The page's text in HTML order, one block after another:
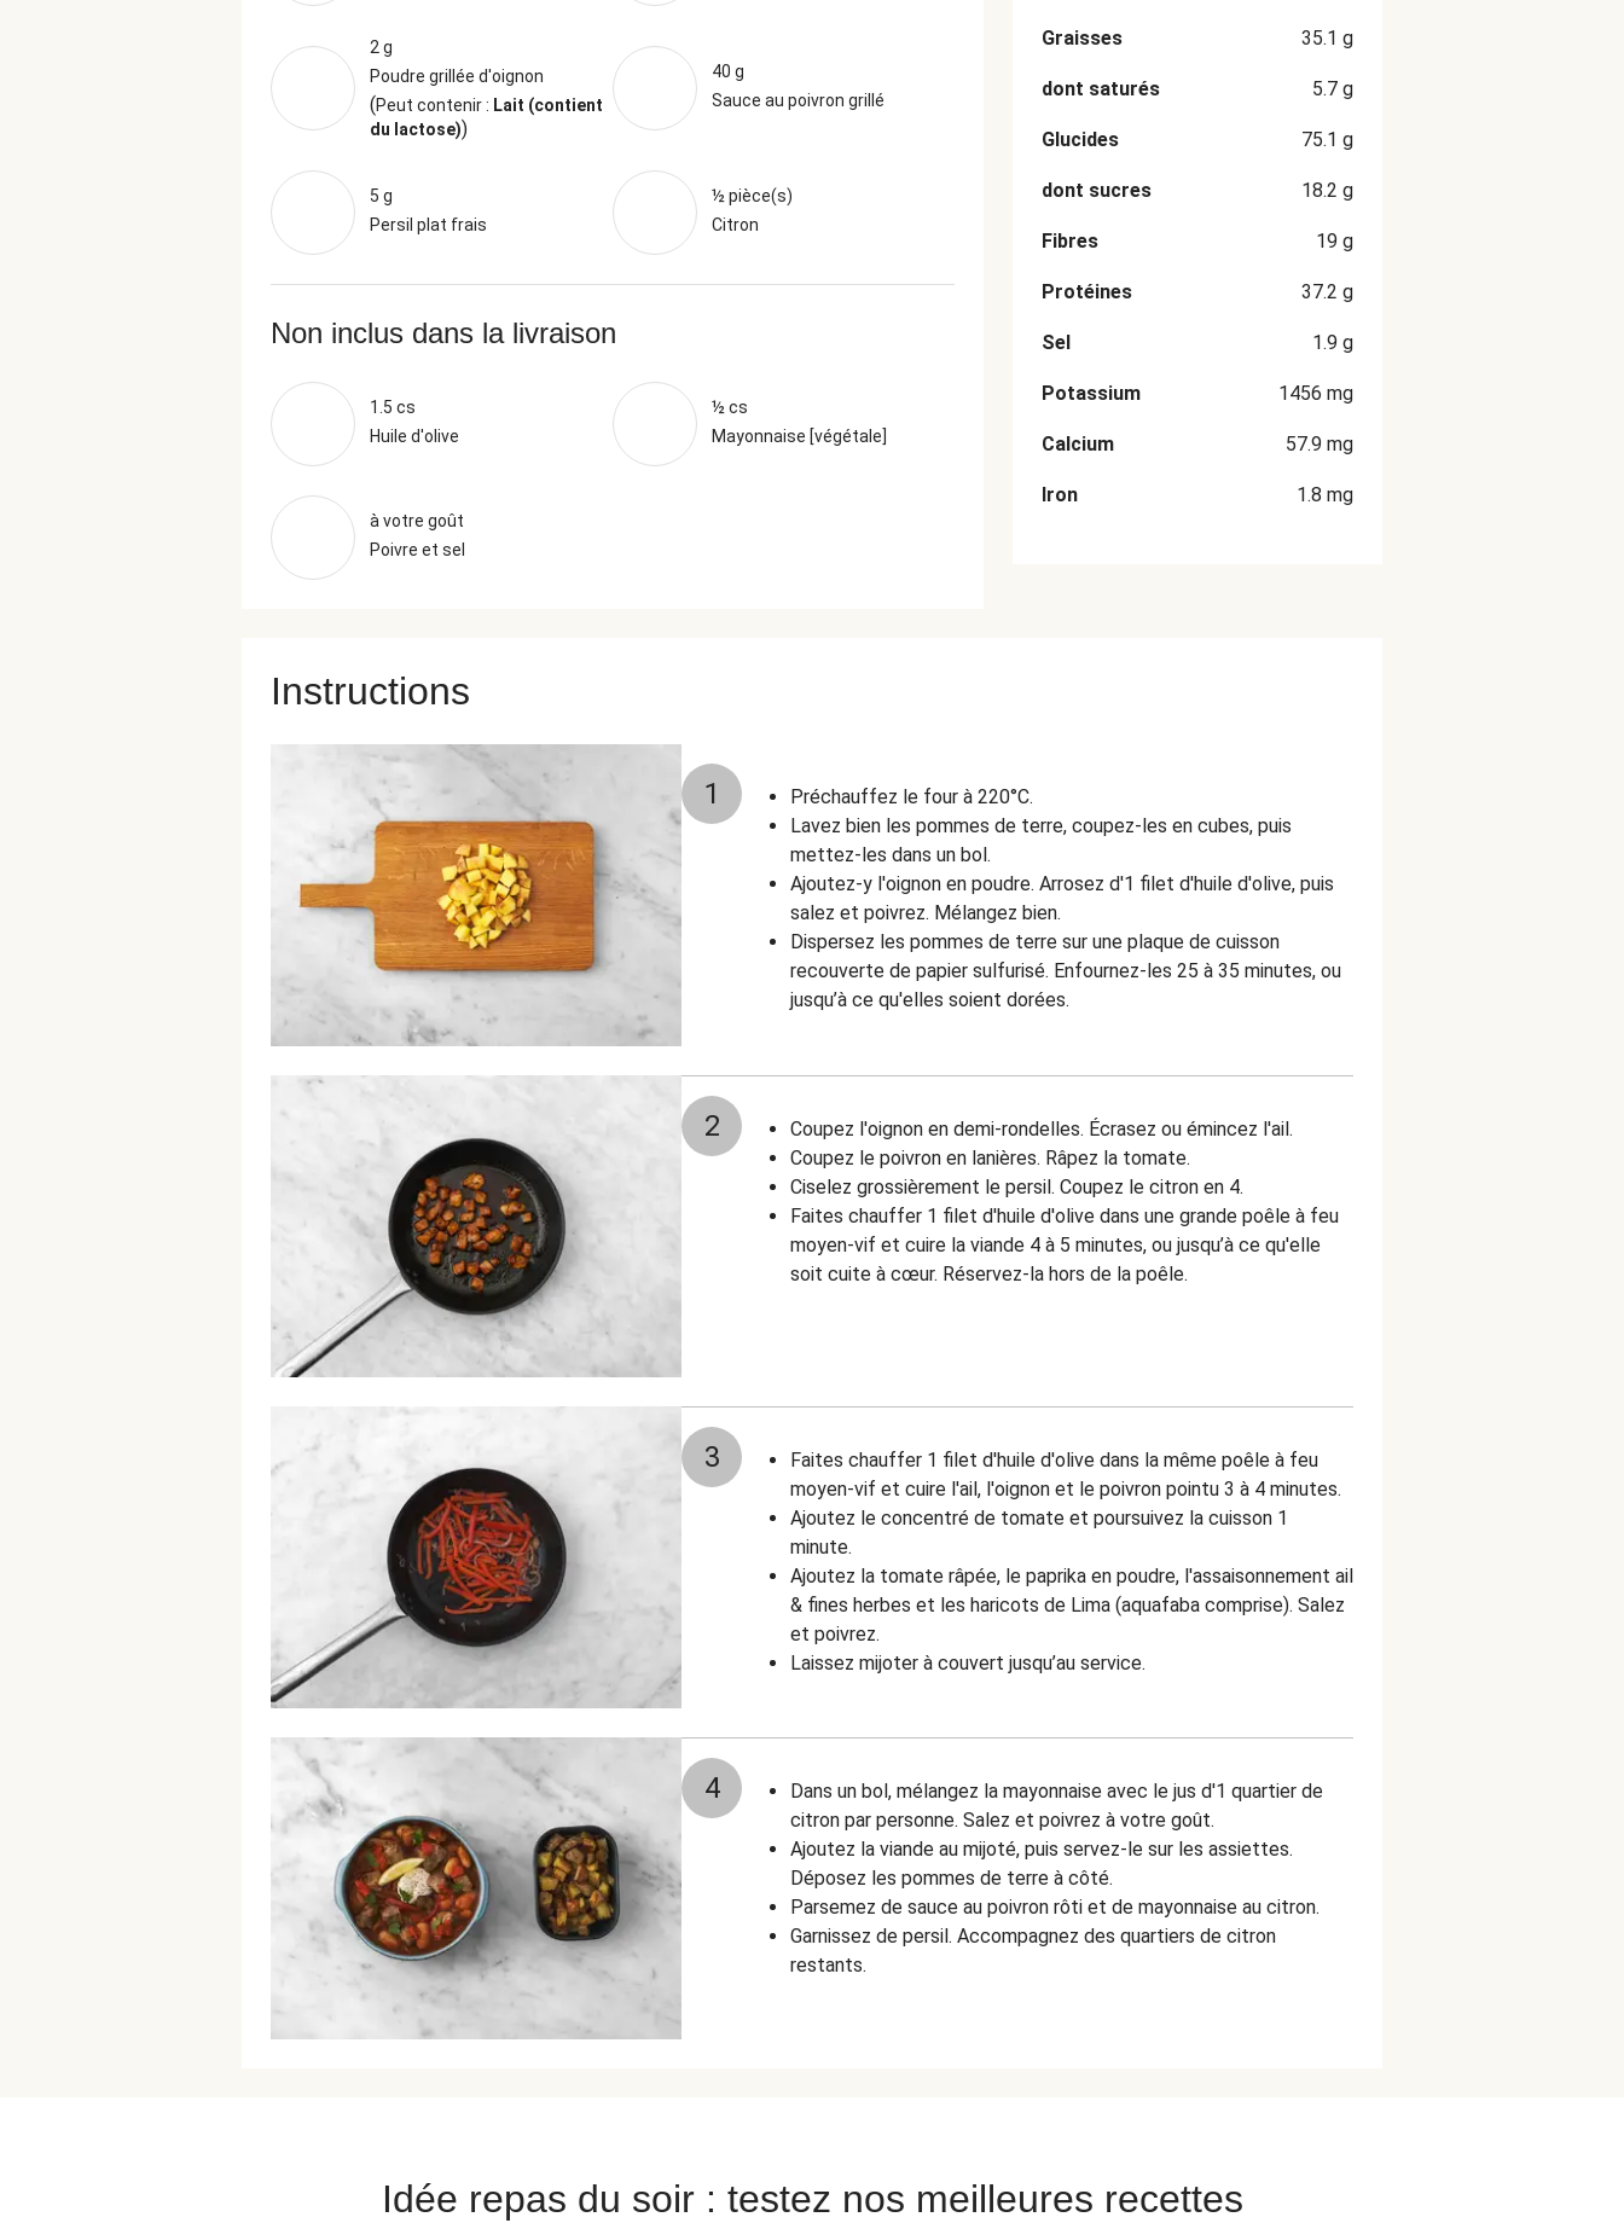
2 g
Poudre grillée d'oignon
(Peut contenir : Lait (contient
du lactose))
40 g
Sauce au poivron grillé
5 g
Persil plat frais
½ pièce(s)
Citron
Non inclus dans la livraison
1.5 cs
Huile d'olive
½ cs
Mayonnaise [végétale]
à votre goût
Poivre et sel
Graisses 35.1 g
dont saturés 5.7 g
Glucides 75.1 g
dont sucres 18.2 g
Fibres 19 g
Protéines 37.2 g
Sel 1.9 g
Potassium 1456 mg
Calcium 57.9 mg
Iron 1.8 mg
Instructions
1
Préchauffez le four à 220°C.
Lavez bien les pommes de terre, coupez-les en cubes, puis
mettez-les dans un bol.
Ajoutez-y l'oignon en poudre. Arrosez d'1 filet d'huile d'olive, puis
salez et poivrez. Mélangez bien.
Dispersez les pommes de terre sur une plaque de cuisson
recouverte de papier sulfurisé. Enfournez-les 25 à 35 minutes, ou
jusqu’à ce qu'elles soient dorées.
2
Coupez l'oignon en demi-rondelles. Écrasez ou émincez l'ail.
Coupez le poivron en lanières. Râpez la tomate.
Ciselez grossièrement le persil. Coupez le citron en 4.
Faites chauffer 1 filet d'huile d'olive dans une grande poêle à feu
moyen-vif et cuire la viande 4 à 5 minutes, ou jusqu’à ce qu'elle
soit cuite à cœur. Réservez-la hors de la poêle.
3
Faites chauffer 1 filet d'huile d'olive dans la même poêle à feu
moyen-vif et cuire l'ail, l'oignon et le poivron pointu 3 à 4 minutes.
Ajoutez le concentré de tomate et poursuivez la cuisson 1
minute.
Ajoutez la tomate râpée, le paprika en poudre, l'assaisonnement ail
& fines herbes et les haricots de Lima (aquafaba comprise). Salez
et poivrez.
Laissez mijoter à couvert jusqu’au service.
4
Dans un bol, mélangez la mayonnaise avec le jus d'1 quartier de
citron par personne. Salez et poivrez à votre goût.
Ajoutez la viande au mijoté, puis servez-le sur les assiettes.
Déposez les pommes de terre à côté.
Parsemez de sauce au poivron rôti et de mayonnaise au citron.
Garnissez de persil. Accompagnez des quartiers de citron
restants.
Idée repas du soir : testez nos meilleures recettes